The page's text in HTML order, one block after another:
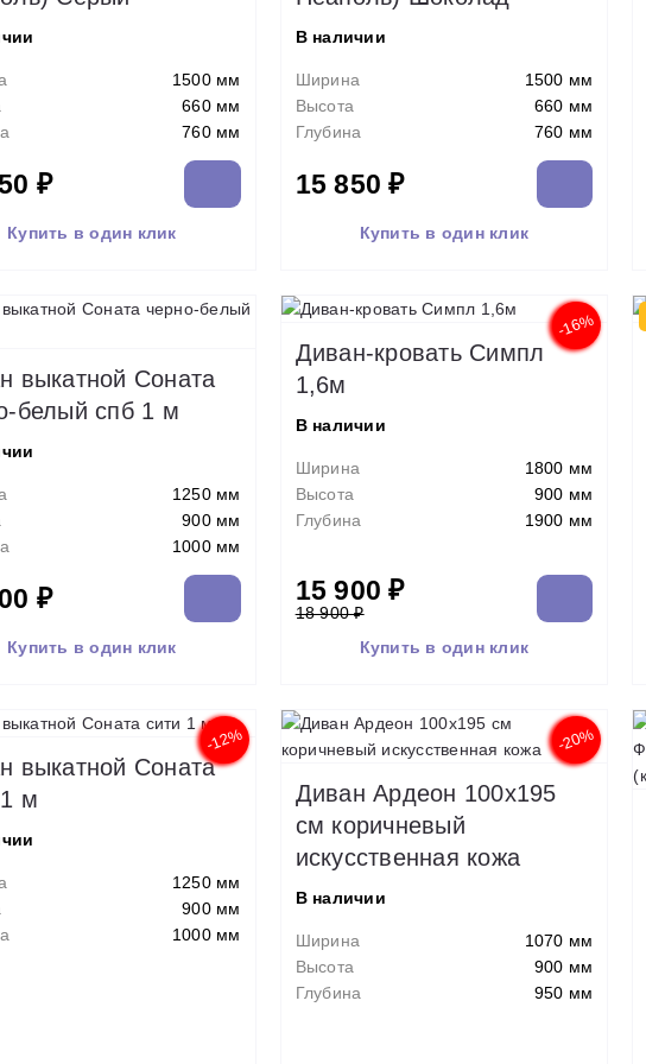
1500 мм
660 мм
760 мм
₽
Купить в один клик
В наличии
Ширина
1500 мм
Высота
660 мм
Глубина
760 мм
15 850 ₽
Купить в один клик
выкатной Соната
белый спб 1 м
1250 мм
900 мм
1000 мм
₽
Купить в один клик
-16%
Диван-кровать Симпл
1,6м
В наличии
Ширина
1800 мм
Высота
900 мм
Глубина
1900 мм
15 900 ₽
18 900 ₽
Купить в один клик
-12%
выкатной Соната
м
1250 мм
900 мм
1000 мм
-20%
Диван Ардеон 100х195
см коричневый
искусственная кожа
В наличии
Ширина
1070 мм
Высота
900 мм
Глубина
950 мм